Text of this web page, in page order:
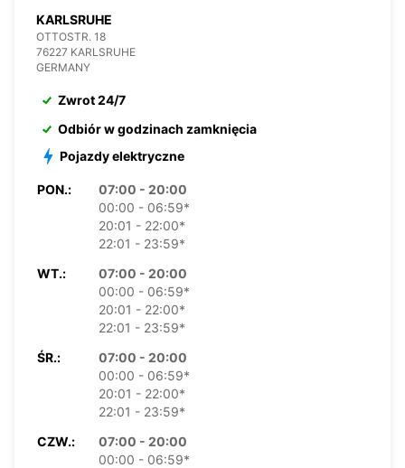
KARLSRUHE
OTTOSTR. 18
76227 KARLSRUHE
GERMANY
Zwrot 24/7
Odbiór w godzinach zamknięcia
Pojazdy elektryczne
PON.:
07:00 - 20:00
00:00 - 06:59*
20:01 - 22:00*
22:01 - 23:59*
WT.:
07:00 - 20:00
00:00 - 06:59*
20:01 - 22:00*
22:01 - 23:59*
ŚR.:
07:00 - 20:00
00:00 - 06:59*
20:01 - 22:00*
22:01 - 23:59*
CZW.:
07:00 - 20:00
00:00 - 06:59*